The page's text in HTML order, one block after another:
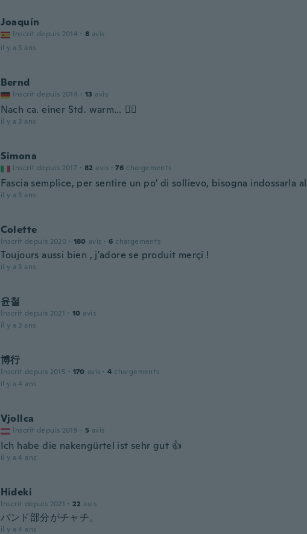
Joaquín
Inscrit depuis 2014 · 8 avis
il y a 3 ans
Bernd
Inscrit depuis 2014 · 13 avis
Nach ca. einer Std. warm… 👍🏻
il y a 3 ans
Simona
Inscrit depuis 2017 · 82 avis · 76 chargements
Fascia semplice, per sentire un po' di sollievo, bisogna indossarla
il y a 3 ans
Colette
Inscrit depuis 2020 · 180 avis · 6 chargements
Toujours aussi bien , j'adore se produit merçi !
il y a 3 ans
윤철
Inscrit depuis 2021 · 10 avis
il y a 3 ans
博行
Inscrit depuis 2015 · 170 avis · 4 chargements
il y a 4 ans
Vjollca
Inscrit depuis 2019 · 5 avis
Ich habe die nakengürtel ist sehr gut 👍
il y a 4 ans
Hideki
Inscrit depuis 2021 · 22 avis
バンド部分がチャチ。
il y a 4 ans